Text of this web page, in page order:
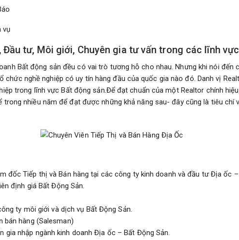
vụ
tư, Môi giới, Chuyên gia tư vấn trong các lĩnh
Bất động sản đều có vai trò tương hỗ cho nhau. Nhưng khi nói
nghề nghiệp có uy tín hàng đầu của quốc gia nào đó. Danh vị
trong lĩnh vực Bất động sản.Để đạt chuẩn của một Realtor chính
trong nhiều năm để đạt được những khả năng sau- đây cũng là tiêu
đốc Tiếp thị và Bán hàng tại các công ty kinh doanh và đầu tư Địa ốc
định giá Bất Động Sản.
ty môi giới và dịch vụ Bất Động Sản.
bán hàng (Salesman)
gia nhập ngành kinh doanh Địa ốc – Bất Động Sản.